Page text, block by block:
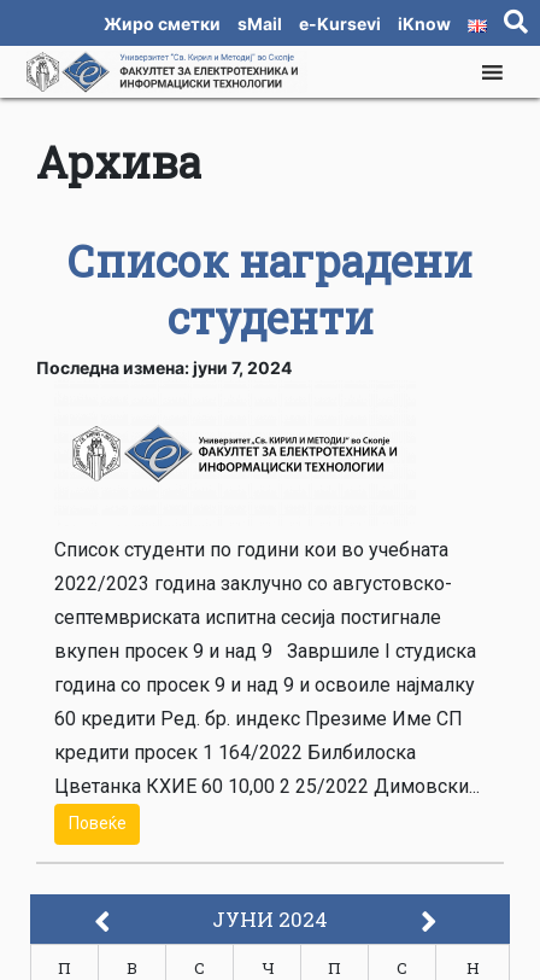
Жиро сметки sMail e-Kursevi iKnow
Архива
Список наградени
студенти
Последна измена: јуни 7, 2024
Список студенти по години кои во учебната
2022/2023 година заклучно со августовскo-
септемвриската испитна сесија постигнале
вкупен просек 9 и над 9 Завршиле I студиска
година со просек 9 и над 9 и освоиле најмалку
60 кредити Ред. бр. индекс Презиме Име СП
кредити просек 1 164/2022 Билбилоска
Цветанка КХИЕ 60 10,00 2 25/2022 Димовски...
Повеќе
ЈУНИ 2024
П В С Ч П С Н